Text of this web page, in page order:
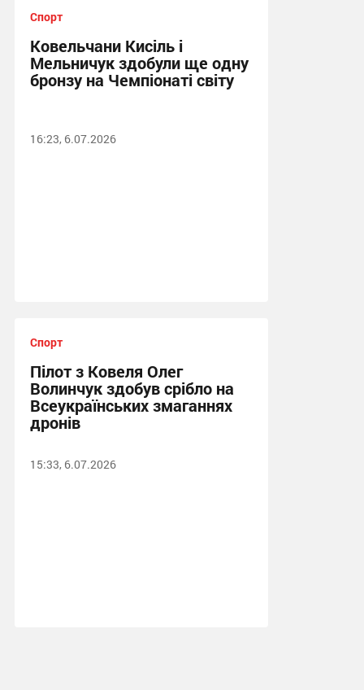
Спорт
Ковельчани Кисіль і
Мельничук здобули ще одну
бронзу на Чемпіонаті світу
16:23, 6.07.2026
Спорт
Пілот з Ковеля Олег
Волинчук здобув срібло на
Всеукраїнських змаганнях
дронів
15:33, 6.07.2026